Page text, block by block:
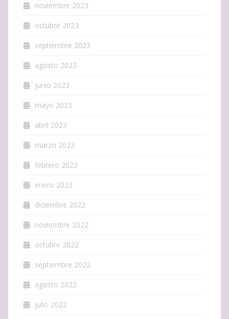
noviembre 2023
octubre 2023
septiembre 2023
agosto 2023
junio 2023
mayo 2023
abril 2023
marzo 2023
febrero 2023
enero 2023
diciembre 2022
noviembre 2022
octubre 2022
septiembre 2022
agosto 2022
julio 2022